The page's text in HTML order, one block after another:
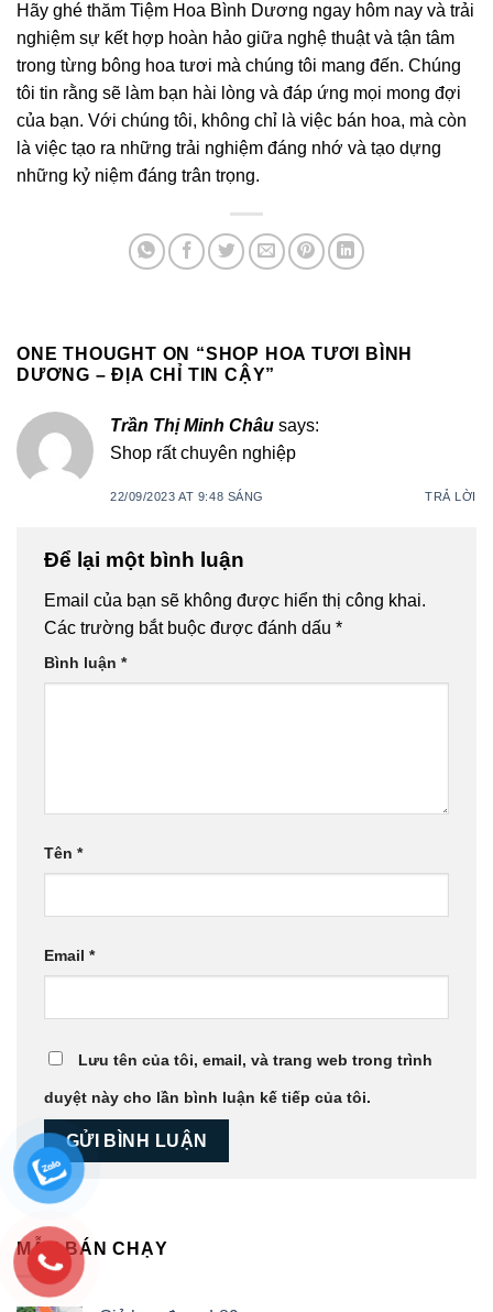
Hãy ghé thăm Tiệm Hoa Bình Dương ngay hôm nay và trải
nghiệm sự kết hợp hoàn hảo giữa nghệ thuật và tận tâm
trong từng bông hoa tươi mà chúng tôi mang đến. Chúng
tôi tin rằng sẽ làm bạn hài lòng và đáp ứng mọi mong đợi
của bạn. Với chúng tôi, không chỉ là việc bán hoa, mà còn
là việc tạo ra những trải nghiệm đáng nhớ và tạo dựng
những kỷ niệm đáng trân trọng.
ONE THOUGHT ON “SHOP HOA TƯƠI BÌNH
DƯƠNG – ĐỊA CHỈ TIN CẬY”
Trần Thị Minh Châu says:
Shop rất chuyên nghiệp
22/09/2023 AT 9:48 SÁNG TRẢ LỜI
Để lại một bình luận
Email của bạn sẽ không được hiển thị công khai.
Các trường bắt buộc được đánh dấu *
Bình luận *
Tên *
Email *
Lưu tên của tôi, email, và trang web trong trình
duyệt này cho lần bình luận kế tiếp của tôi.
MẪU BÁN CHẠY